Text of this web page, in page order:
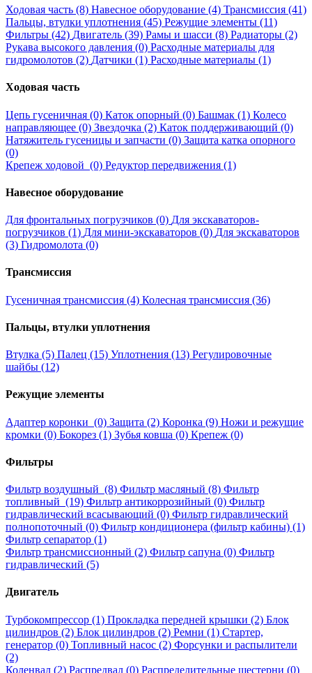
Ходовая часть (8) Навесное оборудование (4) Трансмиссия (41)
Пальцы, втулки уплотнения (45) Режущие элементы (11)
Фильтры (42) Двигатель (39) Рамы и шасси (8) Радиаторы (2)
Рукава высокого давления (0) Расходные материалы для
гидромолотов (2) Датчики (1) Расходные материалы (1)
Ходовая часть
Цепь гусеничная (0) Каток опорный (0) Башмак (1) Колесо
направляющее (0) Звездочка (2) Каток поддерживающий (0)
Натяжитель гусеницы и запчасти (0) Защита катка опорного
(0)
Крепеж ходовой (0) Редуктор передвижения (1)
Навесное оборудование
Для фронтальных погрузчиков (0) Для экскаваторов-
погрузчиков (1) Для мини-экскаваторов (0) Для экскаваторов
(3) Гидромолота (0)
Трансмиссия
Гусеничная трансмиссия (4) Колесная трансмиссия (36)
Пальцы, втулки уплотнения
Втулка (5) Палец (15) Уплотнения (13) Регулировочные
шайбы (12)
Режущие элементы
Адаптер коронки (0) Защита (2) Коронка (9) Ножи и режущие
кромки (0) Бокорез (1) Зубья ковша (0) Крепеж (0)
Фильтры
Фильтр воздушный (8) Фильтр масляный (8) Фильтр
топливный (19) Фильтр антикоррозийный (0) Фильтр
гидравлический всасывающий (0) Фильтр гидравлический
полнопоточный (0) Фильтр кондиционера (фильтр кабины) (1)
Фильтр сепаратор (1)
Фильтр трансмиссионный (2) Фильтр сапуна (0) Фильтр
гидравлический (5)
Двигатель
Турбокомпрессор (1) Прокладка передней крышки (2) Блок
цилиндров (2) Блок цилиндров (2) Ремни (1) Стартер,
генератор (0) Топливный насос (2) Форсунки и распылители
(2)
Коленвал (2) Распредвал (0) Распределительные шестерни (0)